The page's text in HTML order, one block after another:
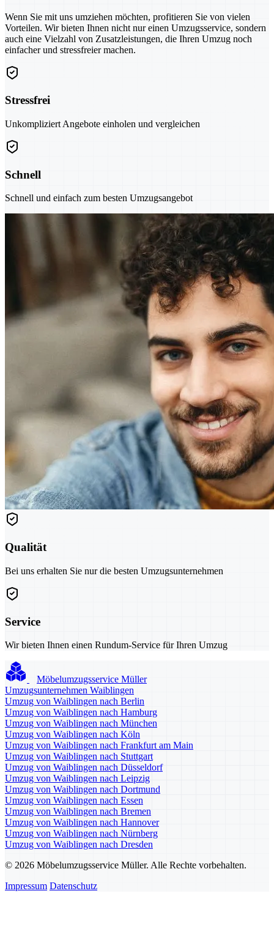
Wenn Sie mit uns umziehen möchten, profitieren Sie von vielen
Vorteilen. Wir bieten Ihnen nicht nur einen Umzugsservice, sondern
auch eine Vielzahl von Zusatzleistungen, die Ihren Umzug noch
einfacher und stressfreier machen.
Stressfrei
Unkompliziert Angebote einholen und vergleichen
Schnell
Schnell und einfach zum besten Umzugsangebot
Qualität
Bei uns erhalten Sie nur die besten Umzugsunternehmen
Service
Wir bieten Ihnen einen Rundum-Service für Ihren Umzug
Möbelumzugsservice Müller
Umzugsunternehmen Waiblingen
Umzug von Waiblingen nach Berlin
Umzug von Waiblingen nach Hamburg
Umzug von Waiblingen nach München
Umzug von Waiblingen nach Köln
Umzug von Waiblingen nach Frankfurt am Main
Umzug von Waiblingen nach Stuttgart
Umzug von Waiblingen nach Düsseldorf
Umzug von Waiblingen nach Leipzig
Umzug von Waiblingen nach Dortmund
Umzug von Waiblingen nach Essen
Umzug von Waiblingen nach Bremen
Umzug von Waiblingen nach Hannover
Umzug von Waiblingen nach Nürnberg
Umzug von Waiblingen nach Dresden
© 2026 Möbelumzugsservice Müller. Alle Rechte vorbehalten.
Impressum Datenschutz